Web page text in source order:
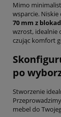
Mimo
wsparcie.
70 mm z
wzrost, idealnie
czując komfort
po
Stworzenie
mebel do